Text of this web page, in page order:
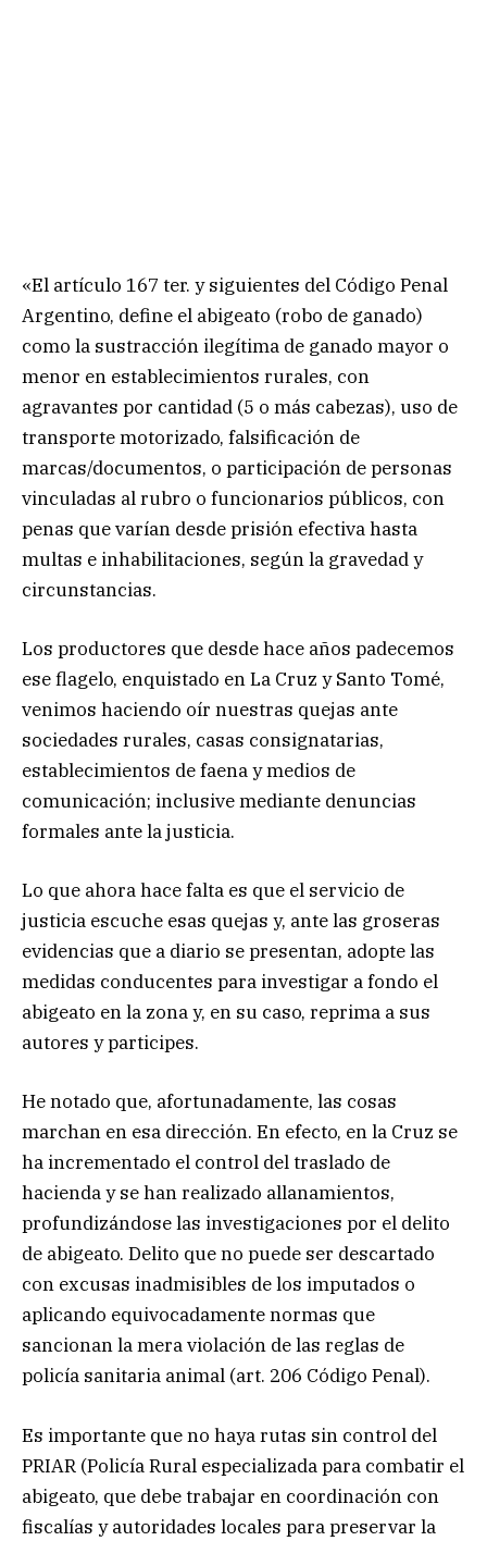
«El artículo 167 ter. y siguientes del Código Penal
Argentino, define el abigeato (robo de ganado)
como la sustracción ilegítima de ganado mayor o
menor en establecimientos rurales, con
agravantes por cantidad (5 o más cabezas), uso de
transporte motorizado, falsificación de
marcas/documentos, o participación de personas
vinculadas al rubro o funcionarios públicos, con
penas que varían desde prisión efectiva hasta
multas e inhabilitaciones, según la gravedad y
circunstancias.
Los productores que desde hace años padecemos
ese flagelo, enquistado en La Cruz y Santo Tomé,
venimos haciendo oír nuestras quejas ante
sociedades rurales, casas consignatarias,
establecimientos de faena y medios de
comunicación; inclusive mediante denuncias
formales ante la justicia.
Lo que ahora hace falta es que el servicio de
justicia escuche esas quejas y, ante las groseras
evidencias que a diario se presentan, adopte las
medidas conducentes para investigar a fondo el
abigeato en la zona y, en su caso, reprima a sus
autores y participes.
He notado que, afortunadamente, las cosas
marchan en esa dirección. En efecto, en la Cruz se
ha incrementado el control del traslado de
hacienda y se han realizado allanamientos,
profundizándose las investigaciones por el delito
de abigeato. Delito que no puede ser descartado
con excusas inadmisibles de los imputados o
aplicando equivocadamente normas que
sancionan la mera violación de las reglas de
policía sanitaria animal (art. 206 Código Penal).
Es importante que no haya rutas sin control del
PRIAR (Policía Rural especializada para combatir el
abigeato, que debe trabajar en coordinación con
fiscalías y autoridades locales para preservar la